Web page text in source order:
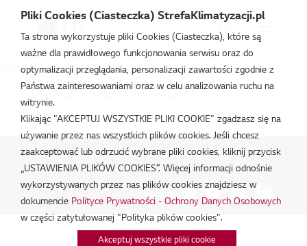
Strefa Klimatyzacji /PZ24EYN.CSK1
DUALCOOL SPECIAL P
cze 5, 2026
Polityka Prywatności - Ochrona danych osobowych.|
Zarządzaj zgodami na pliki cookie
Połącz:
Pliki Cookies (Ciasteczka) StrefaKlimatyzacji.pl
Ta strona wykorzystuje pliki Cookies (Ciasteczka), które są
ważne dla prawidłowego funkcjonowania serwisu oraz do
optymalizacji przeglądania, personalizacji zawartości zgodnie z
Państwa zainteresowaniami oraz w celu analizowania ruchu na
witrynie.
Klikając "AKCEPTUJ WSZYSTKIE PLIKI COOKIE" zgadzasz się na
używanie przez nas wszystkich plików cookies. Jeśli chcesz
zaakceptować lub odrzucić wybrane pliki cookies, kliknij przycisk
„USTAWIENIA PLIKÓW COOKIES”. Więcej informacji odnośnie
wykorzystywanych przez nas plików cookies znajdziesz w
dokumencie Polityce Prywatności - Ochrony Danych Osobowych
w części zatytułowanej "Polityka plików cookies".
Akceptuj wszystkie pliki cookie